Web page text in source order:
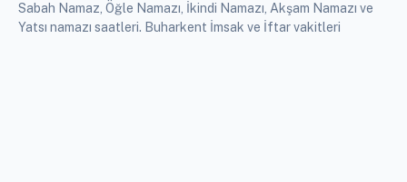
Sabah Namaz, Öğle Namazı, İkindi Namazı, Akşam Namazı ve
Yatsı namazı saatleri. Buharkent İmsak ve İftar vakitleri